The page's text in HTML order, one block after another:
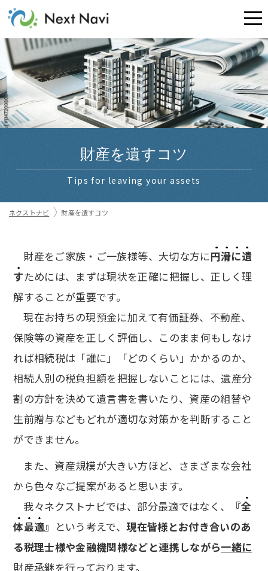
財産を遺すコツ
Tips for leaving your assets
ネクストナビ 財産を遺すコツ
財産をご家族・ご一族様等、大切な方に円滑に遺
すためには、まずは現状を正確に把握し、正しく理
解することが重要です。
現在お持ちの現預金に加えて有価証券、不動産、
保険等の資産を正しく評価し、このまま何もしなけ
れば相続税は「誰に」「どのくらい」かかるのか、
相続人別の税負担額を把握しないことには、遺産分
割の方針を決めて遺言書を書いたり、資産の組替や
生前贈与などもどれが適切な対策かを判断すること
ができません。
また、資産規模が大きい方ほど、さまざまな会社
から色々なご提案があると思います。
我々ネクストナビでは、部分最適ではなく、
『全
体最適』 という考えで、現在皆様とお付き合いのあ
る税理士様や金融機関様などと連携しながら一緒に
財産承継を行っております。